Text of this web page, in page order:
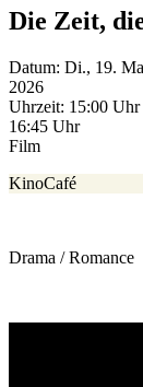
Die Zeit,
Datum: Di., 19.
2026
Uhrzeit: 15:00 Uhr
16:45 Uhr
Film
KinoCafé
Drama / Romance